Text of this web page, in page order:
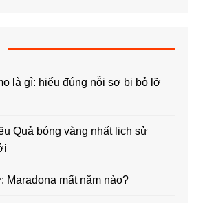
là gì: hiểu đúng nỗi sợ bị bỏ lỡ
Quả bóng vàng nhất lịch sử
Maradona mất năm nào?